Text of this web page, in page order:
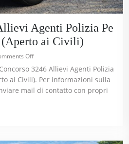
Agenti Polizia Pe
ai Civili)
Off
3246 Allievi Agenti Polizia
ai Civili). Per informazioni sulla
mail di contatto con propri